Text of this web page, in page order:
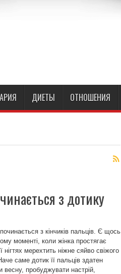
ДИЕТЫ ОТНОШЕНИЯ
з дотику
з кінчиків пальців. Є щось
моменті, коли жінка простягає
нігтях мерехтить ніжне сяйво свіжого
саме дотик її пальців здатен
весну, пробуджувати настрій,